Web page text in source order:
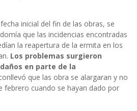
inicial del fin de las obras, se
que las incidencias encontradas
la reapertura de la ermita en los
Los problemas surgieron
en parte de la
que las obra se alargaran y no
febrero cuando se hayan dado por